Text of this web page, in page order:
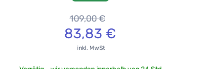
109,00€
83,83 €
inkl. MwSt